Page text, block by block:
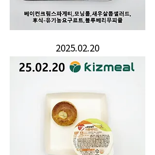
2025.02.20